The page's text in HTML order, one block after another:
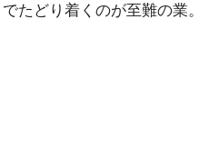
たどり着くのが至難の業。